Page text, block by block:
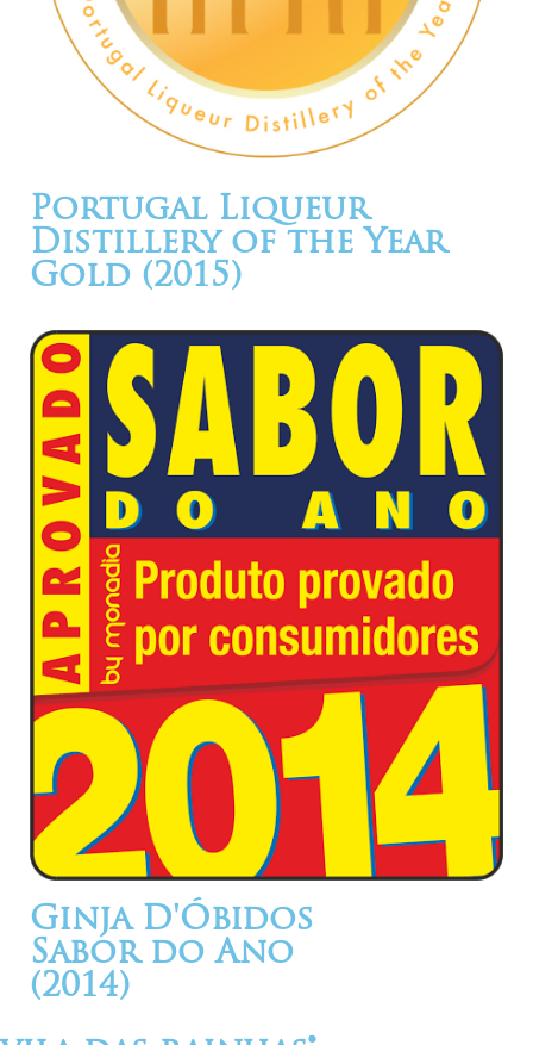
Portugal Liqueur
Distillery of the Year
Gold (2015)
Ginja D'Óbidos
Sabor do Ano
(2014)